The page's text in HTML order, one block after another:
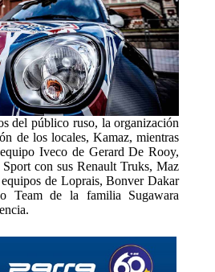
del público ruso, la organización
de los locales, Kamaz, mientras
Iveco de Gerard De Rooy,
con sus Renault Truks, Maz
de Loprais, Bonver Dakar
Team de la familia Sugawara